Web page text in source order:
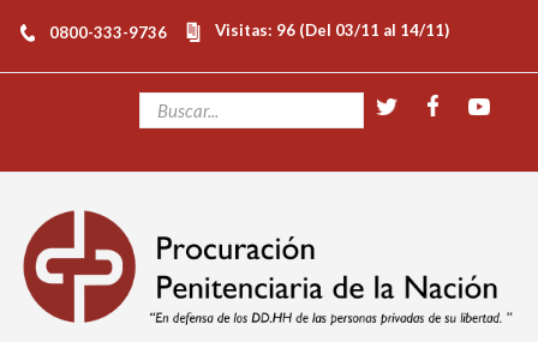
0800-333-9736 Visitas: 96 (Del 03/11 al 14/11)